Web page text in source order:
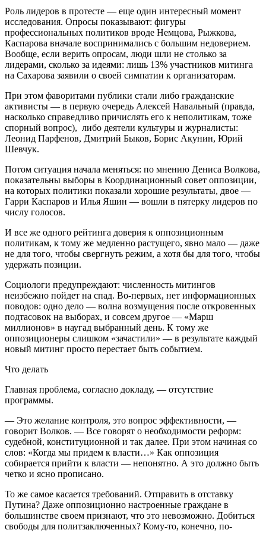
Роль лидеров в протесте — еще один интересный момент
исследования. Опросы показывают: фигуры
профессиональных политиков вроде Немцова, Рыжкова,
Каспарова вначале воспринимались с большим недоверием.
Вообще, если верить опросам, люди шли не столько за
лидерами, сколько за идеями: лишь 13% участников митинга
на Сахарова заявили о своей симпатии к организаторам.
При этом фаворитами публики стали либо гражданские
активисты — в первую очередь Алексей Навальный (правда,
насколько справедливо причислять его к неполитикам, тоже
спорный вопрос), либо деятели культуры и журналисты:
Леонид Парфенов, Дмитрий Быков, Борис Акунин, Юрий
Шевчук.
Потом ситуация начала меняться: по мнению Дениса Волкова,
показательны выборы в Координационный совет оппозиции,
на которых политики показали хорошие результаты, двое —
Гарри Каспаров и Илья Яшин — вошли в пятерку лидеров по
числу голосов.
И все же одного рейтинга доверия к оппозиционным
политикам, к тому же медленно растущего, явно мало — даже
не для того, чтобы свергнуть режим, а хотя бы для того, чтобы
удержать позиции.
Социологи предупреждают: численность митингов
неизбежно пойдет на спад. Во-первых, нет информационных
поводов: одно дело — волна возмущения после откровенных
подтасовок на выборах, и совсем другое — «Марш
миллионов» в наугад выбранный день. К тому же
оппозиционеры слишком «зачастили» — в результате каждый
новый митинг просто перестает быть событием.
Что делать
Главная проблема, согласно докладу, — отсутствие
программы.
— Это желание контроля, это вопрос эффективности, —
говорит Волков. — Все говорят о необходимости реформ:
судебной, конституционной и так далее. При этом начиная со
слов: «Когда мы придем к власти…» Как оппозиция
собирается прийти к власти — непонятно. А это должно быть
четко и ясно прописано.
То же самое касается требований. Отправить в отставку
Путина? Даже оппозиционно настроенные граждане в
большинстве своем признают, что это невозможно. Добиться
свободы для политзаключенных? Кому-то, конечно, по-